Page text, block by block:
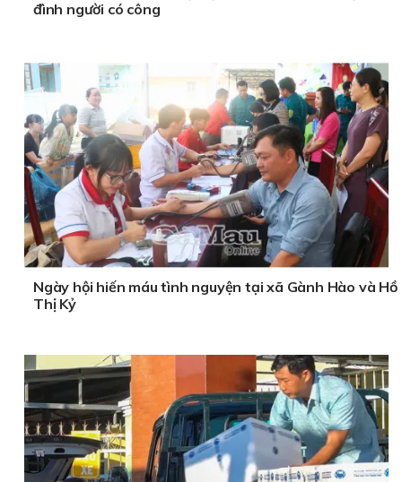
đình người có công
Ngày hội hiến máu tình nguyện tại xã Gành Hào và Hồ
Thị Kỷ